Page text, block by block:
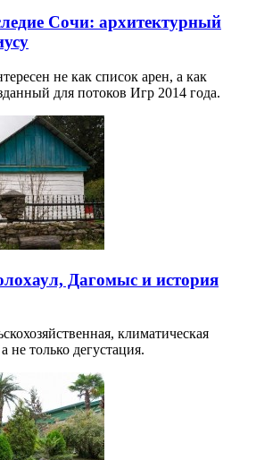
Сочи: архитектурный
не как список арен, а как
для потоков Игр 2014 года.
Дагомыс и история
климатическая
не только дегустация.